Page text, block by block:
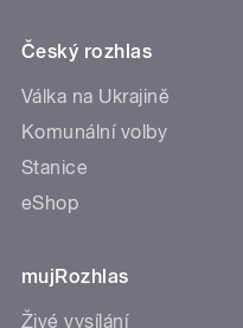
Český rozhlas
Válka na Ukrajině
Komunální volby
Stanice
eShop
mujRozhlas
Živé vysílání